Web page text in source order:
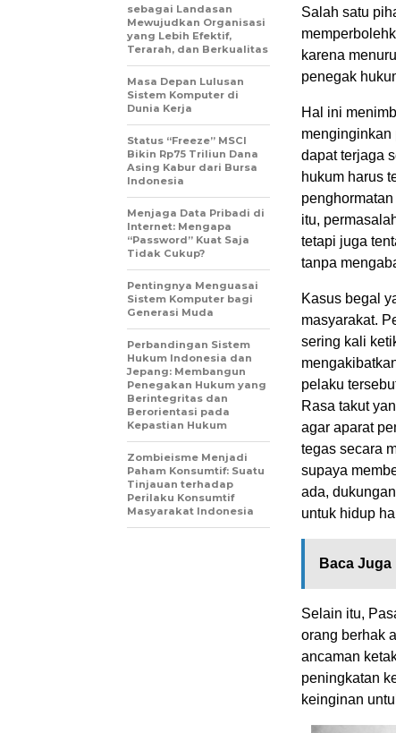
Salah satu
karena
penegak
Hal ini
menginginkan
dapat terjaga
hukum harus
itu,
tetapi juga
tanpa
Kasus begal
masyarakat.
sering kali
pelaku
Rasa takut
agar aparat
tegas secara
supaya
ada,
untuk hidup
Baca Juga
Selain itu,
orang berhak
ancaman
peningkatan
keinginan
sebagai Landasan
Mewujudkan Organisasi
yang Lebih Efektif,
Terarah, dan Berkualitas
Masa Depan Lulusan
Sistem Komputer di
Dunia Kerja
Status “Freeze” MSCI
Bikin Rp75 Triliun Dana
Asing Kabur dari Bursa
Indonesia
Menjaga Data Pribadi di
Internet: Mengapa
“Password” Kuat Saja
Tidak Cukup?
Pentingnya Menguasai
Sistem Komputer bagi
Generasi Muda
Perbandingan Sistem
Hukum Indonesia dan
Jepang: Membangun
Penegakan Hukum yang
Berintegritas dan
Berorientasi pada
Kepastian Hukum
Zombieisme Menjadi
Paham Konsumtif: Suatu
Tinjauan terhadap
Perilaku Konsumtif
Masyarakat Indonesia